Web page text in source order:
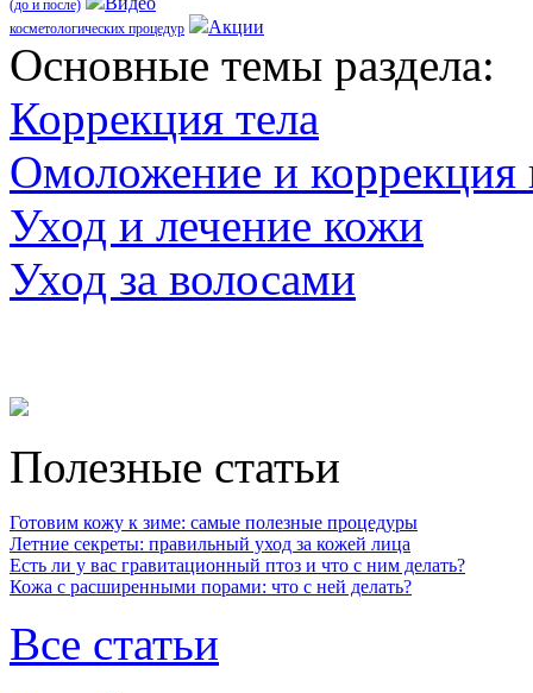
(до и после)
косметологических процедур Акции
Оcновные темы раздела:
Коррекция тела
Омоложение и коррекция
Уход и лечение кожи
Уход за волосами
Полезные статьи
Готовим кожу к зиме: самые полезные процедуры
Летние секреты: правильный уход за кожей лица
Есть ли у вас гравитационный птоз и что с ним делать?
Кожа с расширенными порами: что с ней делать?
Все статьи